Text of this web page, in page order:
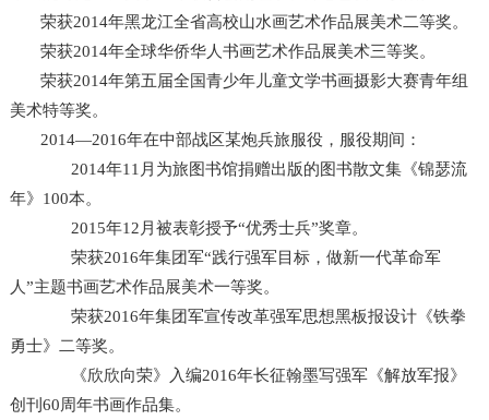
荣获2014年黑龙江全省高校山水画艺术作品展美术二等奖。
荣获2014年全球华侨华人书画艺术作品展美术三等奖。
荣获2014年第五届全国青少年儿童文学书画摄影大赛青年组
美术特等奖。
2014—2016年在中部战区某炮兵旅服役，服役期间：
2014年11月为旅图书馆捐赠出版的图书散文集《锦瑟流
年》100本。
2015年12月被表彰授予“优秀士兵”奖章。
荣获2016年集团军“践行强军目标，做新一代革命军
人”主题书画艺术作品展美术一等奖。
荣获2016年集团军宣传改革强军思想黑板报设计《铁拳
勇士》二等奖。
《欣欣向荣》入编2016年长征翰墨写强军《解放军报》
创刊60周年书画作品集。